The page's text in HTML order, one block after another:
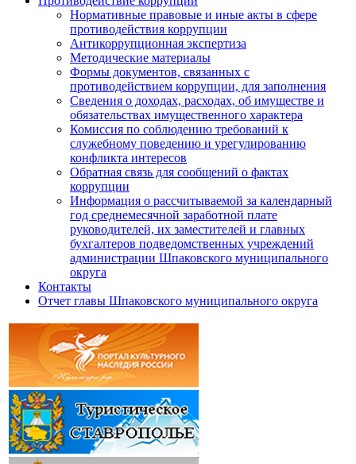
Нормативные правовые и иные акты в сфере
противодействия коррупции
Антикоррупционная экспертиза
Методические материалы
Формы документов, связанных с
противодействием коррупции, для заполнения
Сведения о доходах, расходах, об имуществе и
обязательствах имущественного характера
Комиссия по соблюдению требований к
служебному поведению и урегулированию
конфликта интересов
Обратная связь для сообщений о фактах
коррупции
Информация о рассчитываемой за календарный
год среднемесячной заработной плате
руководителей, их заместителей и главных
бухгалтеров подведомственных учреждений
администрации Шпаковского муниципального
округа
Контакты
Отчет главы Шпаковского муниципального округа